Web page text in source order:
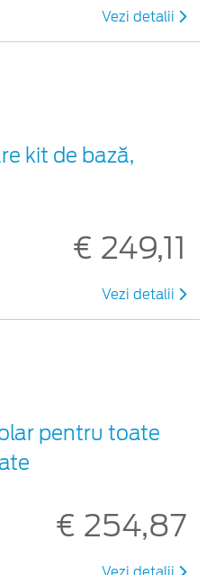
Vezi detalii
kit de bază,
€ 249,11
Vezi detalii
pentru toate
€ 254,87